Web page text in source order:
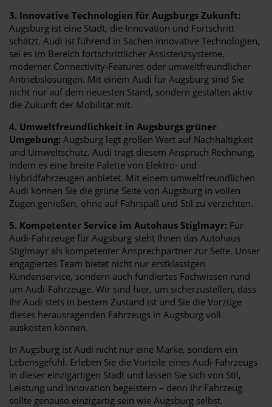
3. Innovative Technologien für Augsburgs Zukunft:
Augsburg ist eine Stadt, die Innovation und Fortschritt
schätzt. Audi ist führend in Sachen innovative Technologien,
sei es im Bereich fortschrittlicher Assistenzsysteme,
moderner Connectivity-Features oder umweltfreundlicher
Antriebslösungen. Mit einem Audi für Augsburg sind Sie
nicht nur auf dem neuesten Stand, sondern gestalten aktiv
die Zukunft der Mobilität mit.
4. Umweltfreundlichkeit in Augsburgs grüner
Umgebung: Augsburg legt großen Wert auf Nachhaltigkeit
und Umweltschutz. Audi trägt diesem Anspruch Rechnung,
indem es eine breite Palette von Elektro- und
Hybridfahrzeugen anbietet. Mit einem umweltfreundlichen
Audi können Sie die grüne Seite von Augsburg in vollen
Zügen genießen, ohne auf Fahrspaß und Stil zu verzichten.
5. Kompetenter Service im Autohaus Stiglmayr: Für
Audi-Fahrzeuge für Augsburg steht Ihnen das Autohaus
Stiglmayr als kompetenter Ansprechpartner zur Seite. Unser
engagiertes Team bietet nicht nur erstklassigen
Kundenservice, sondern auch fundiertes Fachwissen rund
um Audi-Fahrzeuge. Wir sind hier, um sicherzustellen, dass
Ihr Audi stets in bestem Zustand ist und Sie die Vorzüge
dieses herausragenden Fahrzeugs in Augsburg voll
auskosten können.
In Augsburg ist Audi nicht nur eine Marke, sondern ein
Lebensgefühl. Erleben Sie die Vorteile eines Audi-Fahrzeugs
in dieser einzigartigen Stadt und lassen Sie sich von Stil,
Leistung und Innovation begeistern – denn Ihr Fahrzeug
sollte genauso einzigartig sein wie Augsburg selbst.